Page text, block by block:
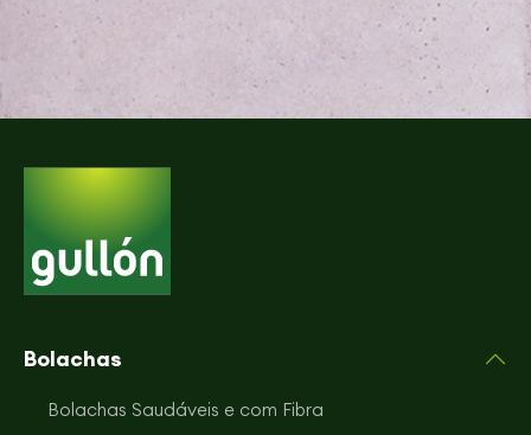
Bolachas
Bolachas Saudáveis e com Fibra